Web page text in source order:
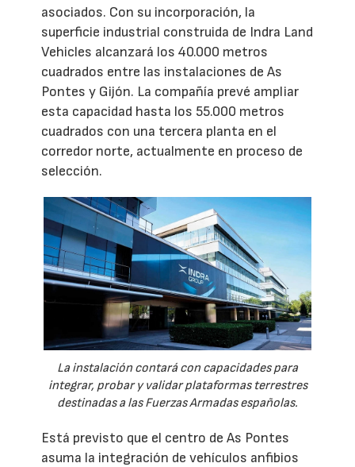
asociados. Con su incorporación, la
superficie industrial construida de Indra Land
Vehicles alcanzará los 40.000 metros
cuadrados entre las instalaciones de As
Pontes y Gijón. La compañía prevé ampliar
esta capacidad hasta los 55.000 metros
cuadrados con una tercera planta en el
corredor norte, actualmente en proceso de
selección.
La instalación contará con capacidades para
integrar, probar y validar plataformas terrestres
destinadas a las Fuerzas Armadas españolas.
Está previsto que el centro de As Pontes
asuma la integración de vehículos anfibios